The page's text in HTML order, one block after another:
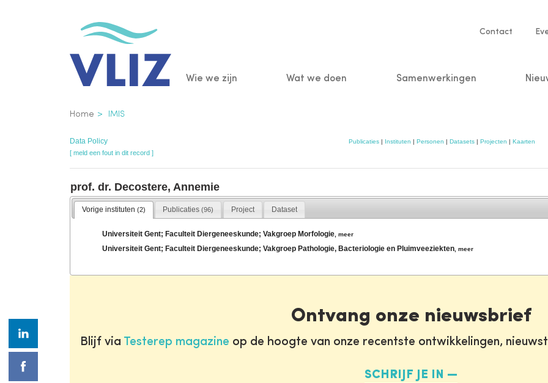
Service
Contact
Main
Wie we zijn Wat we doen Samenwerkingen
Kruimelpad
Home IMIS
Data Policy Publicaties| Instituten | Personen | Datasets| Projecten | Kaarten
[ meld een fout in dit record ]
prof. dr. Decostere, Annemie
Vorige instituten (2) Publicaties(96) Project Dataset
Universiteit Gent; Faculteit Diergeneeskunde; Vakgroep Morfologie ,meer
Universiteit Gent; Faculteit Diergeneeskunde; Vakgroep Pathologie, Bacteriologie en Pluimveeziekten ,meer
Ontvang onze nieuwsbrief
Blijf via Testerep magazine op de hoogte van onze recentste ontwikkelingen,
SCHRIJF JE IN